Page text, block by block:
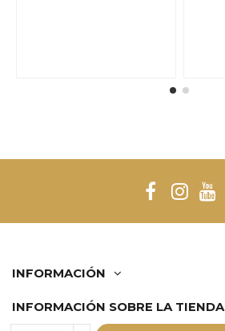
INFORMACIÓN
INFORMACIÓN SOBRE LA TIENDA